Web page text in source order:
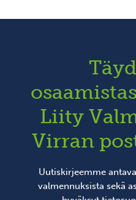
Liity
Virran
Uutiskirjeemme
valmennuksista sekä